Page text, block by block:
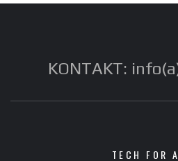
KONTAKT:
TECH FOR